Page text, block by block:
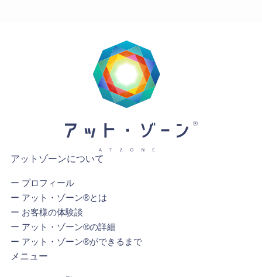
アットゾーンについて
ー プロフィール
ー アット・ゾーン®とは
ー お客様の体験談
ー アット・ゾーン®の詳細
ー アット・ゾーン®ができるまで
メニュー